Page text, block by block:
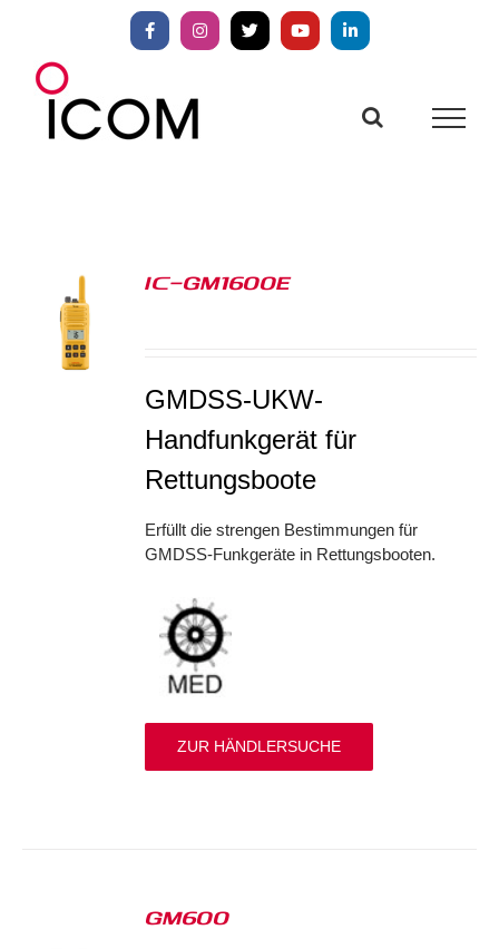
springen
FacebookInstagram
X YouTubeLinkedIn
IC-GM1600E
GMDSS-UKW-
Handfunkgerät für
Rettungsboote
Erfüllt die strengen Bestimmungen für
GMDSS-Funkgeräte in Rettungsbooten.
ZUR HÄNDLERSUCHE
GM600